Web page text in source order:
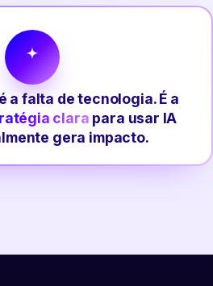
a falta de tecnologia. É a
clara para usar IA
gera impacto.